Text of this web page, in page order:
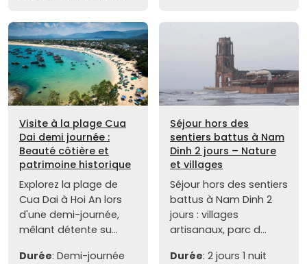
Visite à la plage Cua
Dai demi journée :
Beauté côtière et
patrimoine historique
Explorez la plage de
Cua Dai à Hoi An lors
d'une demi-journée,
mêlant détente su...
Durée: Demi-journée
Séjour hors des
sentiers battus à Nam
Dinh 2 jours – Nature
et villages
Séjour hors des sentiers
battus à Nam Dinh 2
jours : villages
artisanaux, parc d...
Durée: 2 jours 1 nuit